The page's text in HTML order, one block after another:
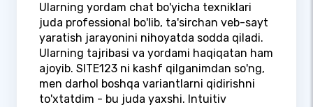
Ularning yordam chat bo'yicha texniklari
juda professional bo'lib, ta'sirchan veb-sayt
yaratish jarayonini nihoyatda sodda qiladi.
Ularning tajribasi va yordami haqiqatan ham
ajoyib. SITE123 ni kashf qilganimdan so'ng,
men darhol boshqa variantlarni qidirishni
to'xtatdim - bu juda yaxshi. Intuitiv